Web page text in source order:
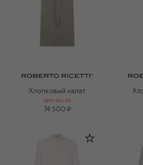
Хлопковый халат
BEST-SELLER
74 500 ₽